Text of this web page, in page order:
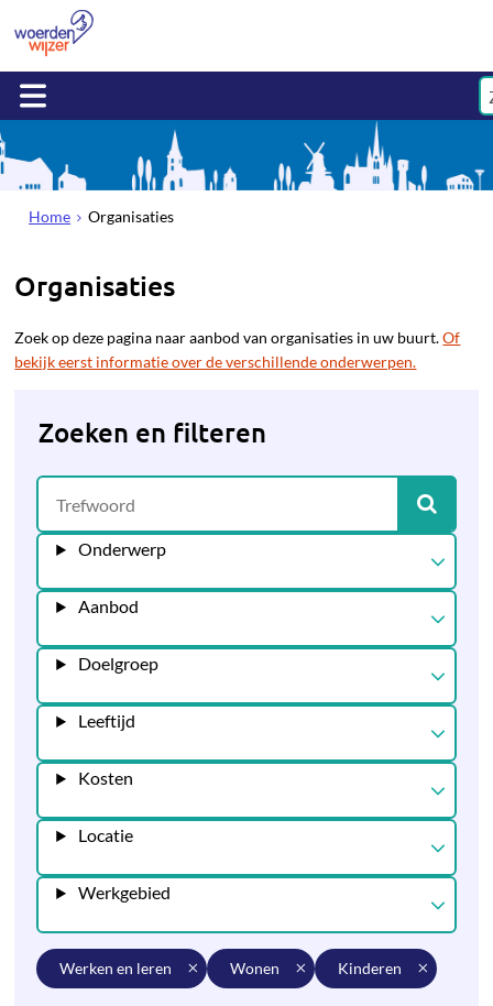
Home Organisaties
Organisaties
Zoek op deze pagina naar aanbod van organisaties in uw buurt.Of
bekijk eerst informatie over de verschillende onderwerpen.
Zoeken en filteren
Onderwerp
Aanbod
Doelgroep
Leeftijd
Kosten
Locatie
Werkgebied
werken en leren wonen kinderen